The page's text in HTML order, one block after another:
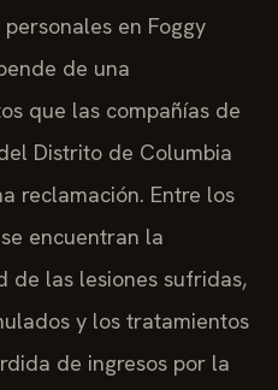
en Foggy
de una
que las compañías de
Distrito de Columbia
reclamación. Entre los
encuentran la
de las lesiones sufridas,
y los tratamientos
de ingresos por la